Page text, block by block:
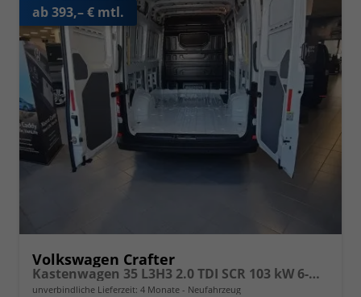
ab 393,– € mtl.
Volkswagen Crafter
Kastenwagen 35 L3H3 2.0 TDI SCR 103 kW 6-Gang , Klimaanlage ,5 Jahre Werksgarantie, Hochdach-kann gegen Minderpreis abgewählt werden- siehe Zusatzausstattungen
unverbindliche Lieferzeit: 4 Monate Neufahrzeug